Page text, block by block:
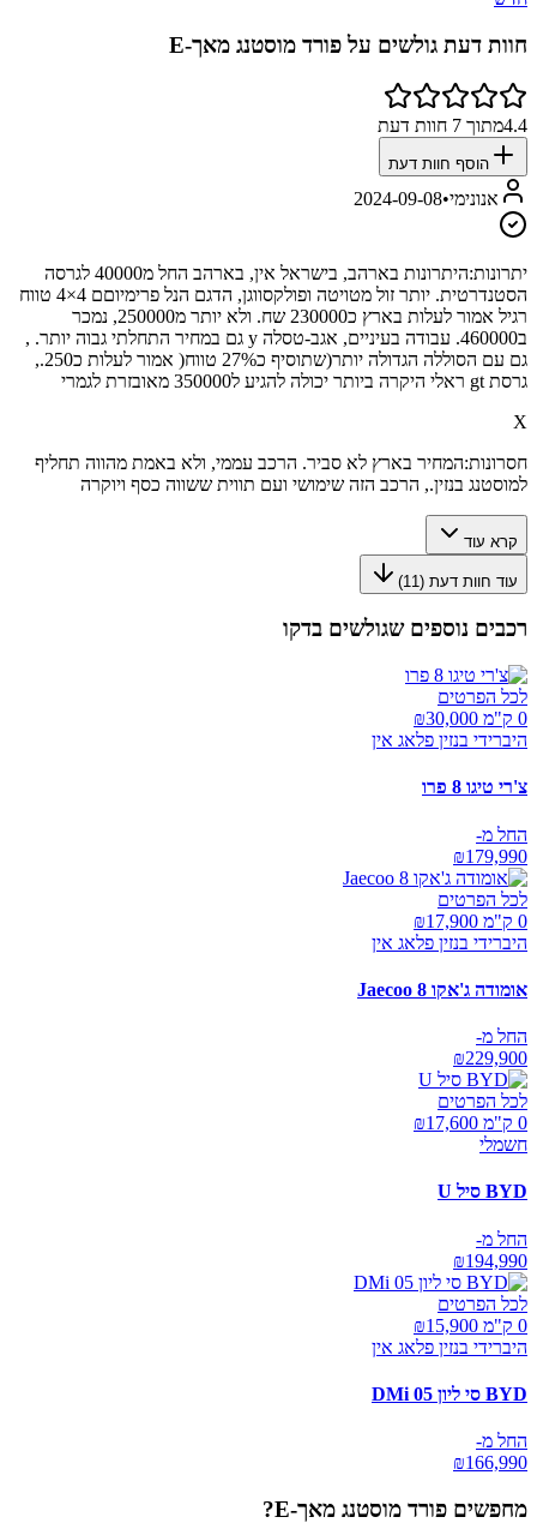
חוות דעת גולשים על פורד מוסטנג מאך-E
4.4מתוך 7 חוות דעת
הוסף חוות דעת
אנונימי•
2024-09-08
יתרונות:
היתרונות בארהב, בישראל אין, בארהב החל מ40000 לגרסה
הסטנדרטית. יותר זול מטויטה ופולקסווגן, הדגם הנל פרימיוםם 4×4 טווח
רגיל אמור לעלות בארץ כ230000 שח. ולא יותר מ250000, נמכר
ב460000. עבודה בעיניים, אגב-טסלה y גם במחיר התחלתי גבוה יותר. ,
גם עם הסוללה הגדולה יותר(שתוסיף כ27% טווח( אמור לעלות כ250.,
גרסת gt ראלי היקרה ביותר יכולה להגיע ל350000 מאובזרת לגמרי
X
חסרונות:המחיר בארץ לא סביר. הרכב עממי, ולא באמת מהווה תחליף
למוסטנג בנזין., הרכב הזה שימושי ועם תווית ששווה כסף ויוקרה
קרא עוד
עוד חוות דעת (11
)
רכבים נוספים שגולשים בדקו
לכל הפרטים
0 ק"מ ₪
30,000
היברידי בנזין פלאג אין
צ'רי טיגו 8 פרו
החל מ-
₪179,990
לכל הפרטים
0 ק"מ ₪
17,900
היברידי בנזין פלאג אין
אומודה ג'אקו Jaecoo 8
החל מ-
₪229,900
לכל הפרטים
0 ק"מ ₪
17,600
חשמלי
BYD סיל U
החל מ-
₪194,990
לכל הפרטים
0 ק"מ ₪
15,900
היברידי בנזין פלאג אין
BYD סי ליון 05 DMi
החל מ-
₪166,990
מחפשים פורד מוסטנג מאך-E ?